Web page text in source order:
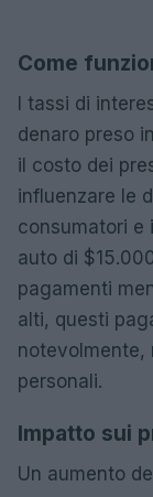
Come
I tassi di
denaro preso
il costo dei
influenzare le
consumatori e
auto di
pagamenti
alti, questi
notevolmente,
personali.
Impatto sui
Un aumento